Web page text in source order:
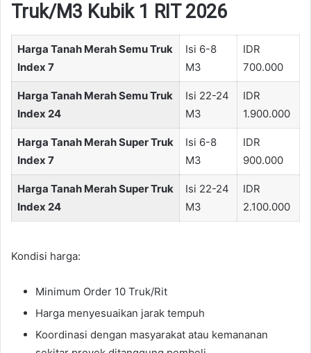
Truk/M3 Kubik 1 RIT 2026
Harga Tanah Merah Semu Truk
Index 7
Isi 6-8
M3
IDR
700.000
Harga Tanah Merah Semu Truk
Index 24
Isi 22-24
M3
IDR
1.900.000
Harga Tanah Merah Super Truk
Index 7
Isi 6-8
M3
IDR
900.000
Harga Tanah Merah Super Truk
Index 24
Isi 22-24
M3
IDR
2.100.000
Kondisi harga:
Minimum Order 10 Truk/Rit
Harga menyesuaikan jarak tempuh
Koordinasi dengan masyarakat atau kemananan